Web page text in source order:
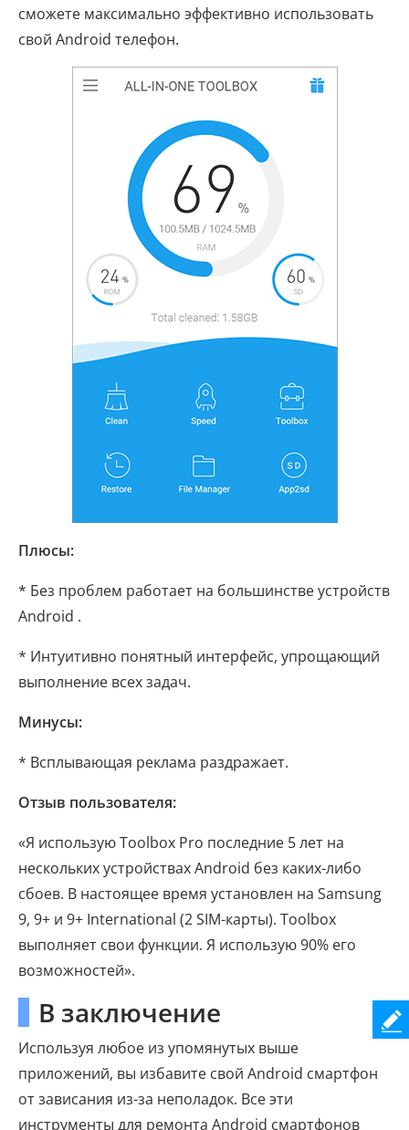
сможете максимально эффективно использовать
свой Android телефон.
Плюсы:
* Без проблем работает на большинстве устройств
Android .
* Интуитивно понятный интерфейс, упрощающий
выполнение всех задач.
Минусы:
* Всплывающая реклама раздражает.
Отзыв пользователя:
«Я использую Toolbox Pro последние 5 лет на
нескольких устройствах Android без каких-либо
сбоев. В настоящее время установлен на Samsung
9, 9+ и 9+ International (2 SIM-карты). Toolbox
выполняет свои функции. Я использую 90% его
возможностей».
В заключение
Используя любое из упомянутых выше
приложений, вы избавите свой Android смартфон
от зависания из-за неполадок. Все эти
инструменты для ремонта Android смартфонов